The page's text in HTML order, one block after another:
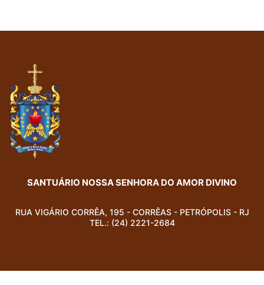
SANTUÁRIO NOSSA SENHORA DO AMOR DIVINO
RUA VIGÁRIO CORRÊA, 195 - CORRÊAS - PETRÓPOLIS - RJ
TEL.: (24) 2221-2684